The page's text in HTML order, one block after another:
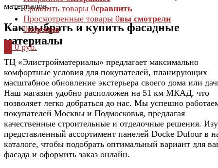
материалов.
Как выбрать и купить фасадные
материалы
ТЦ «Элистройматериалы» предлагает максимально
комфортные условия для покупателей, планирующих
масштабное обновление экстерьера своего дома или
Наш магазин удобно расположен на 51 км МКАД, что
позволяет легко добраться до нас. Мы успешно
покупателей Москвы и Подмосковья, предлагая
качественные строительные и отделочные решения.
представленный ассортимент панелей Docke Dufour в
каталоге, чтобы подобрать оптимальный вариант для
фасада и оформить заказ онлайн.
Сравнить товары 0сравнить
Просмотренные товары 0вы смотрели
0корзина
0 руб.